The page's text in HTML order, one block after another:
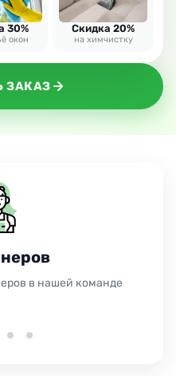
ЗАКАЗ
30%
окон
Скидка 20%
на химчистку
в нашей команде